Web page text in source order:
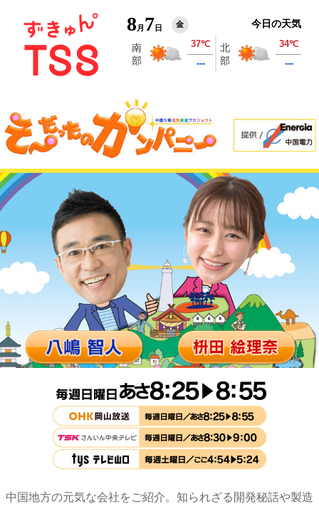
8 月 7 日 金 今日の天気
中国地方の元気な会社をご紹介。知られざる開発秘話や製造